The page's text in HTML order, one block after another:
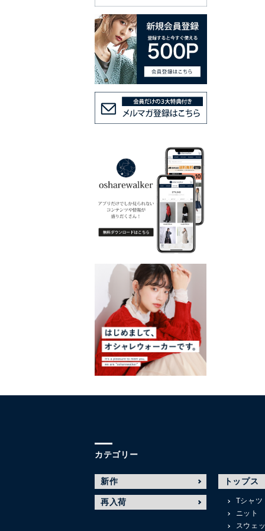
カテゴリー
新作
再入荷
トップス
Tシャツ
ニット
スウェ